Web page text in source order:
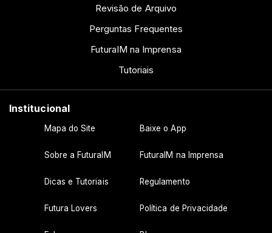
Revisão de Arquivo
Perguntas Frequentes
FuturaIM na Imprensa
Tutoriais
Institucional
Mapa do Site Baixe o App
Sobre a FuturaIM FuturaIM na Imprensa
Dicas e Tutoriais Regulamento
Futura Lovers Política de Privacidade